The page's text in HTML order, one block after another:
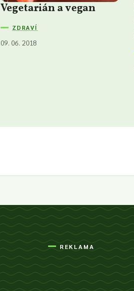
Vegetarián a vegan
ZDRAVÍ
09. 06. 2018
REKLAMA